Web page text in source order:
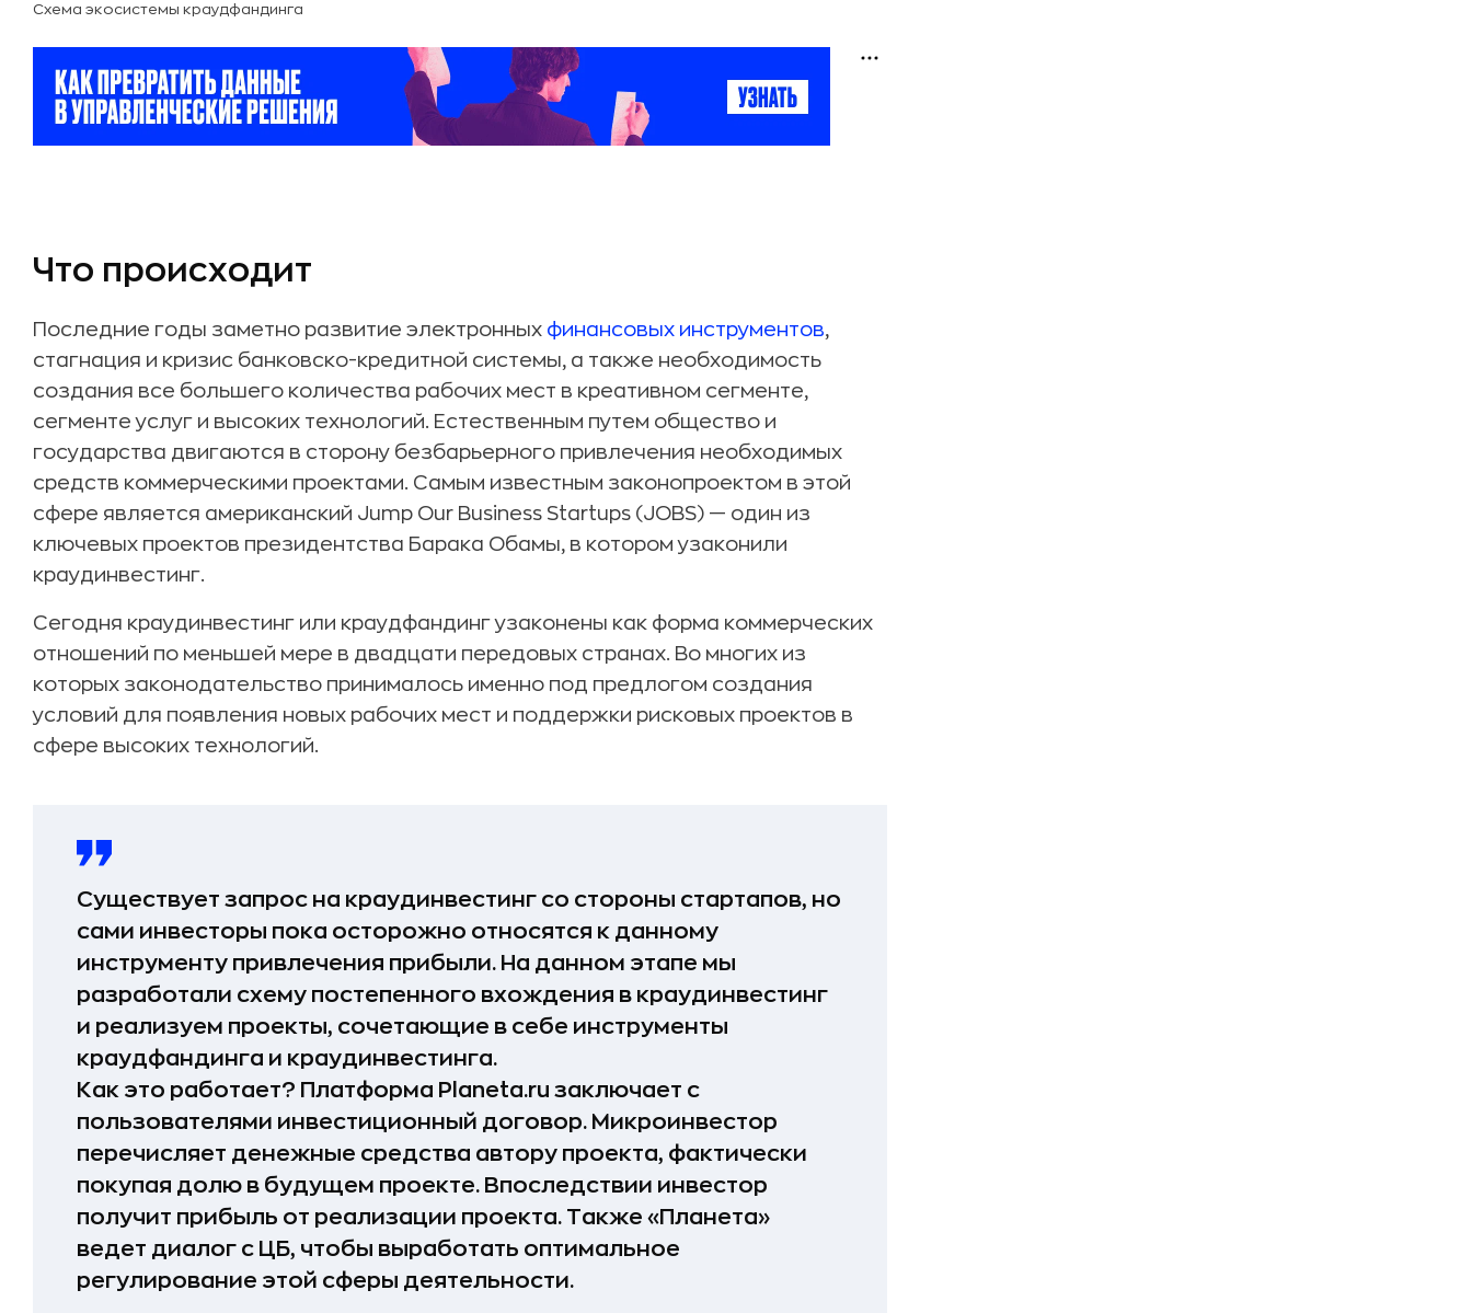
Схема экосистемы краудфандинга
Что происходит
Последние годы заметно развитие электронных финансовых инструментов,
стагнация и кризис банковско-кредитной системы, а также необходимость
создания все большего количества рабочих мест в креативном сегменте,
сегменте услуг и высоких технологий. Естественным путем общество и
государства двигаются в сторону безбарьерного привлечения необходимых
средств коммерческими проектами. Самым известным законопроектом в этой
сфере является американский Jump Our Business Startups (JOBS) — один из
ключевых проектов президентства Барака Обамы, в котором узаконили
краудинвестинг.
Сегодня краудинвестинг или краудфандинг узаконены как форма коммерческих
отношений по меньшей мере в двадцати передовых странах. Во многих из
которых законодательство принималось именно под предлогом создания
условий для появления новых рабочих мест и поддержки рисковых проектов в
сфере высоких технологий.
Существует запрос на краудинвестинг со стороны стартапов, но
сами инвесторы пока осторожно относятся к данному
инструменту привлечения прибыли. На данном этапе мы
разработали схему постепенного вхождения в краудинвестинг
и реализуем проекты, сочетающие в себе инструменты
краудфандинга и краудинвестинга.
Как это работает? Платформа Planeta.ru заключает с
пользователями инвестиционный договор. Микроинвестор
перечисляет денежные средства автору проекта, фактически
покупая долю в будущем проекте. Впоследствии инвестор
получит прибыль от реализации проекта. Также «Планета»
ведет диалог с ЦБ, чтобы выработать оптимальное
регулирование этой сферы деятельности.